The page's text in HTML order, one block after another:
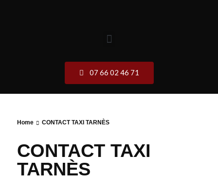
07 66 02 46 71
Home CONTACT TAXI TARNÈS
CONTACT TAXI
TARNÈS